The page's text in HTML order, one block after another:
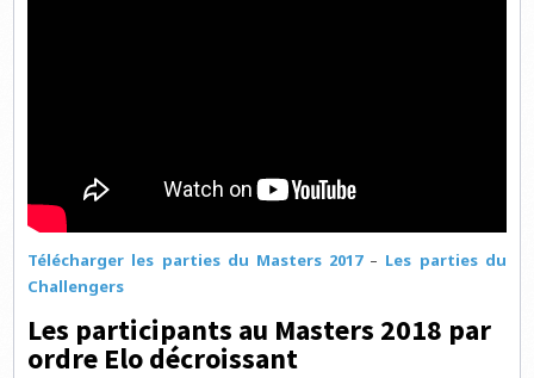
Télécharger les parties du Masters 2017– Les parties du
Challengers
Les participants au Masters 2018 par
ordre Elo décroissant